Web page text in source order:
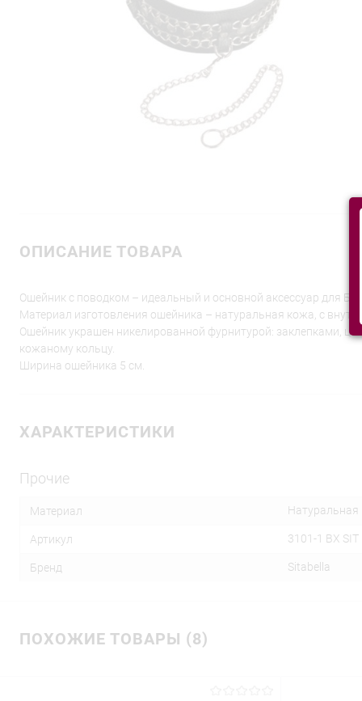
ОПИСАНИЕ ТОВАРА
Ошейник с поводком – идеальный и основной аксессуар для
Материал изготовления ошейника – натуральная кожа, с
Ошейник украшен никелированной фурнитурой: заклепками,
кожаному кольцу.
Ширина ошейника 5 см.
ХАРАКТЕРИСТИКИ
Прочие
Материал
Артикул 3101-1 BX SIT
Бренд Sitabella
ПОХОЖИЕ ТОВАРЫ (8)